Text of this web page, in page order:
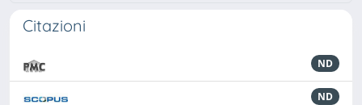
Citazioni
ND
ND